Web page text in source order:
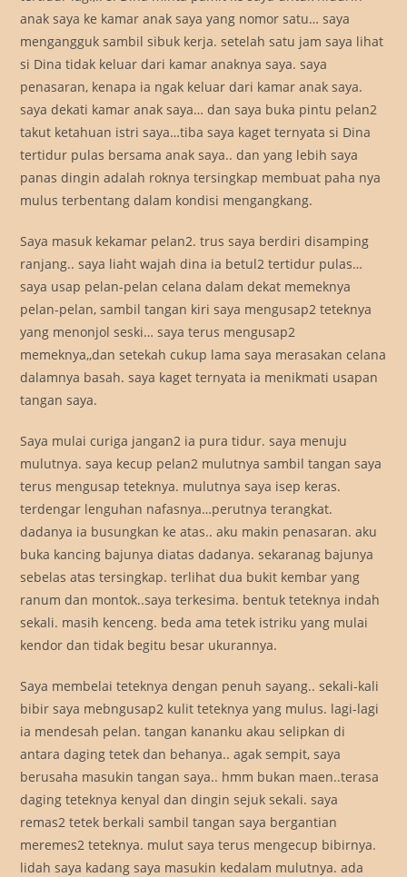
anak saya ke kamar anak saya yang nomor satu… saya
mengangguk sambil sibuk kerja. setelah satu jam saya lihat
si Dina tidak keluar dari kamar anaknya saya. saya
penasaran, kenapa ia ngak keluar dari kamar anak saya.
saya dekati kamar anak saya… dan saya buka pintu pelan2
takut ketahuan istri saya…tiba saya kaget ternyata si Dina
tertidur pulas bersama anak saya.. dan yang lebih saya
panas dingin adalah roknya tersingkap membuat paha nya
mulus terbentang dalam kondisi mengangkang.
Saya masuk kekamar pelan2. trus saya berdiri disamping
ranjang.. saya liaht wajah dina ia betul2 tertidur pulas…
saya usap pelan-pelan celana dalam dekat memeknya
pelan-pelan, sambil tangan kiri saya mengusap2 teteknya
yang menonjol seski… saya terus mengusap2
memeknya,,dan setekah cukup lama saya merasakan celana
dalamnya basah. saya kaget ternyata ia menikmati usapan
tangan saya.
Saya mulai curiga jangan2 ia pura tidur. saya menuju
mulutnya. saya kecup pelan2 mulutnya sambil tangan saya
terus mengusap teteknya. mulutnya saya isep keras.
terdengar lenguhan nafasnya…perutnya terangkat.
dadanya ia busungkan ke atas.. aku makin penasaran. aku
buka kancing bajunya diatas dadanya. sekaranag bajunya
sebelas atas tersingkap. terlihat dua bukit kembar yang
ranum dan montok..saya terkesima. bentuk teteknya indah
sekali. masih kenceng. beda ama tetek istriku yang mulai
kendor dan tidak begitu besar ukurannya.
Saya membelai teteknya dengan penuh sayang.. sekali-kali
bibir saya mebngusap2 kulit teteknya yang mulus. lagi-lagi
ia mendesah pelan. tangan kananku akau selipkan di
antara daging tetek dan behanya.. agak sempit, saya
berusaha masukin tangan saya.. hmm bukan maen..terasa
daging teteknya kenyal dan dingin sejuk sekali. saya
remas2 tetek berkali sambil tangan saya bergantian
meremes2 teteknya. mulut saya terus mengecup bibirnya.
lidah saya kadang saya masukin kedalam mulutnya. ada